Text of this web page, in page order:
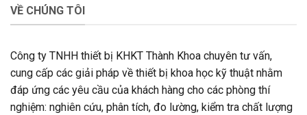
VỀ CHÚNG TÔI
Công ty TNHH thiết bị KHKT Thành Khoa chuyên tư vấn,
cung cấp các giải pháp về thiết bị khoa học kỹ thuật nhằm
đáp ứng các yêu cầu của khách hàng cho các phòng thí
nghiệm: nghiên cứu, phân tích, đo lường, kiểm tra chất lượng